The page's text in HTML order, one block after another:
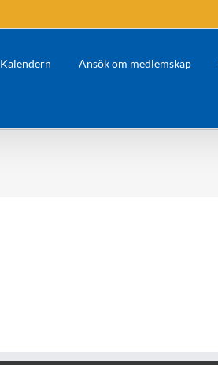
Kalendern Ansök om medlemskap